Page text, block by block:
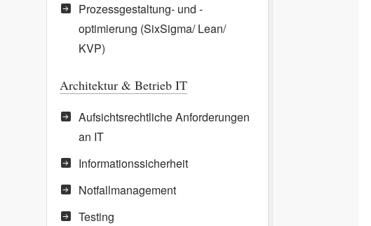
Prozessgestaltung- und -
optimierung (SixSigma/ Lean/
KVP)
Architektur & Betrieb IT
Aufsichtsrechtliche Anforderungen
an IT
Informationssicherheit
Notfallmanagement
Testing